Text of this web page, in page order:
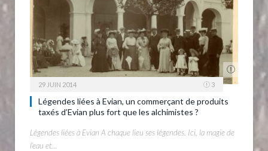
29 JUIN 2014 3
Légendes liées à Evian, un commerçant de produits
taxés d’Evian plus fort que les alchimistes ?
Légendes liées à Evian A chaque lieu ses légendes. Ici, la magie de
l’eau et…